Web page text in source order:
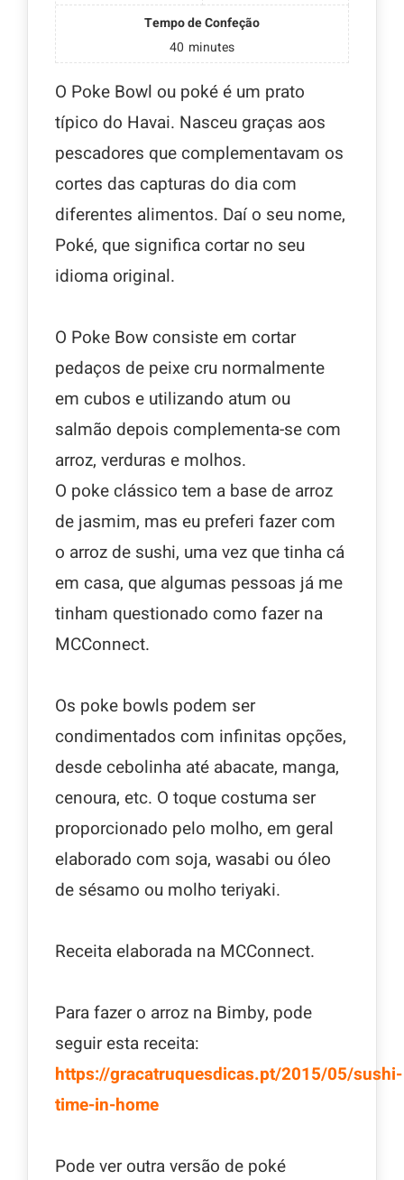
Tempo de Confeção
40 minutes
O Poke Bowl ou poké é um prato
típico do Havai. Nasceu graças aos
pescadores que complementavam os
cortes das capturas do dia com
diferentes alimentos. Daí o seu nome,
Poké, que significa cortar no seu
idioma original.
O Poke Bow consiste em cortar
pedaços de peixe cru normalmente
em cubos e utilizando atum ou
salmão depois complementa-se com
arroz, verduras e molhos.
O poke clássico tem a base de arroz
de jasmim, mas eu preferi fazer com
o arroz de sushi, uma vez que tinha cá
em casa, que algumas pessoas já me
tinham questionado como fazer na
MCConnect.
Os poke bowls podem ser
condimentados com infinitas opções,
desde cebolinha até abacate, manga,
cenoura, etc. O toque costuma ser
proporcionado pelo molho, em geral
elaborado com soja, wasabi ou óleo
de sésamo ou molho teriyaki.
Receita elaborada na MCConnect.
Para fazer o arroz na Bimby, pode
seguir esta receita:
https://gracatruquesdicas.pt/2015/05/sushi-
time-in-home
Pode ver outra versão de poké